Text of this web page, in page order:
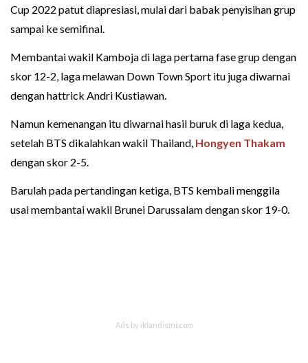
Cup 2022 patut diapresiasi, mulai dari babak penyisihan grup
sampai ke semifinal.
Membantai wakil Kamboja di laga pertama fase grup dengan
skor 12-2, laga melawan Down Town Sport itu juga diwarnai
dengan hattrick Andri Kustiawan.
Namun kemenangan itu diwarnai hasil buruk di laga kedua,
setelah BTS dikalahkan wakil Thailand, Hongyen Thakam
dengan skor 2-5.
Barulah pada pertandingan ketiga, BTS kembali menggila
usai membantai wakil Brunei Darussalam dengan skor 19-0.